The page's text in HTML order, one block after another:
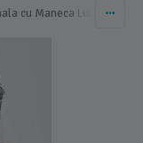
cu Maneca Lunga Dama